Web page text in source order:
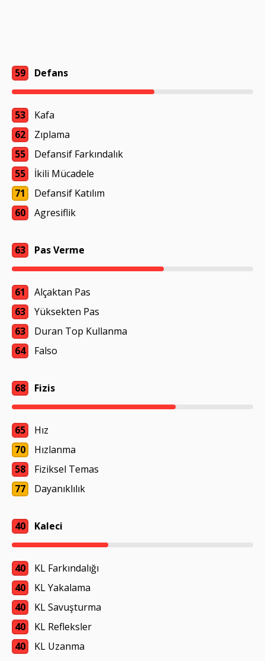
59 Defans
53
Kafa
62
Zıplama
55
Defansif Farkındalık
55
İkili Mücadele
71
Defansif Katılım
60
Agresiflik
63 Pas Verme
61
Alçaktan Pas
63
Yüksekten Pas
63
Duran Top Kullanma
64
Falso
68 Fizis
65
Hız
70
Hızlanma
58
Fiziksel Temas
77
Dayanıklılık
40 Kaleci
40
KL Farkındalığı
40
KL Yakalama
40
KL Savuşturma
40
KL Refleksler
40
KL Uzanma